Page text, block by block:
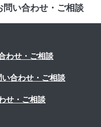
い合わせ・ご相談
わせ・ご相談
合わせ・ご相談
せ・ご相談